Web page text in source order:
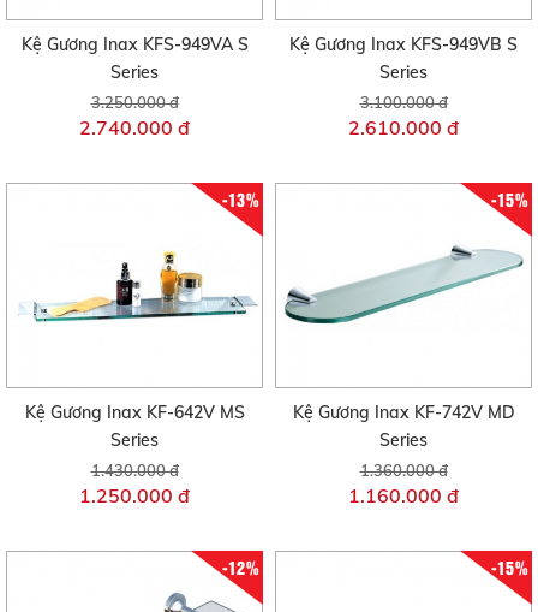
Kệ Gương Inax KFS-949VA S
Series
3.250.000 đ
2.740.000 đ
Kệ Gương Inax KFS-949VB S
Series
3.100.000 đ
2.610.000 đ
-13%
Kệ Gương Inax KF-642V MS
Series
1.430.000 đ
1.250.000 đ
-15%
Kệ Gương Inax KF-742V MD
Series
1.360.000 đ
1.160.000 đ
-12% -15%